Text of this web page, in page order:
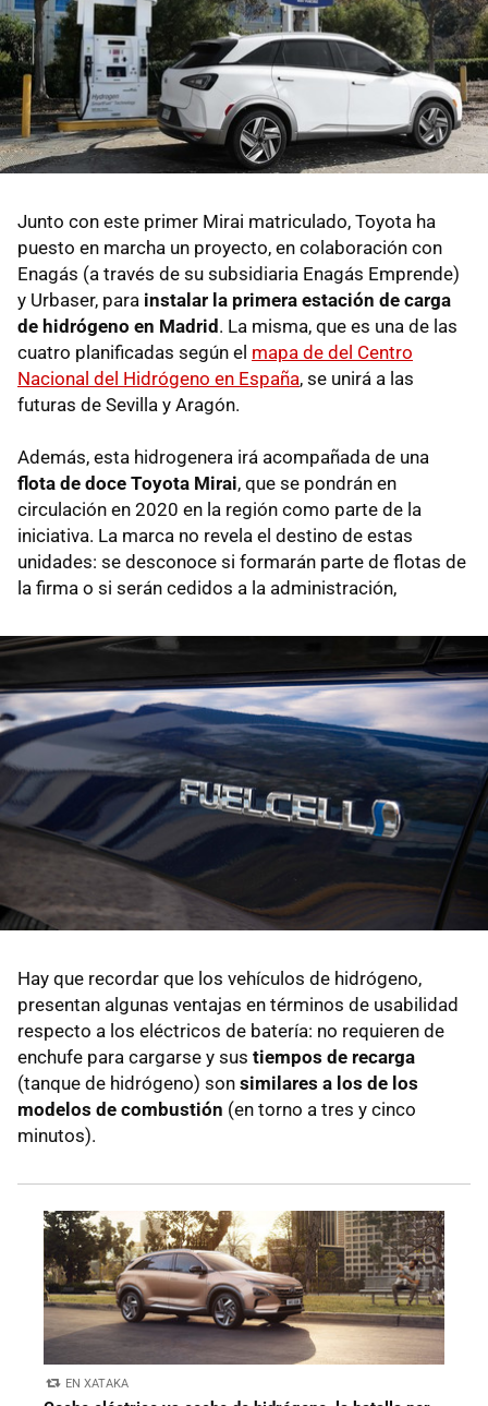
Junto con este primer Mirai matriculado, Toyota ha
puesto en marcha un proyecto, en colaboración con
Enagás (a través de su subsidiaria Enagás Emprende)
y Urbaser, para instalar la primera estación de carga
de hidrógeno en Madrid . La misma, que es una de las
cuatro planificadas según el mapa de del Centro
Nacional del Hidrógeno en España, se unirá a las
futuras de Sevilla y Aragón.
Además, esta hidrogenera irá acompañada de una
flota de doce Toyota Mirai, que se pondrán en
circulación en 2020 en la región como parte de la
iniciativa. La marca no revela el destino de estas
unidades: se desconoce si formarán parte de flotas de
la firma o si serán cedidos a la administración,
Hay que recordar que los vehículos de hidrógeno,
presentan algunas ventajas en términos de usabilidad
respecto a los eléctricos de batería: no requieren de
enchufe para cargarse y sus tiempos de recarga
(tanque de hidrógeno) son similares a los de los
modelos de combustión (en torno a tres y cinco
minutos).
EN XATAKA